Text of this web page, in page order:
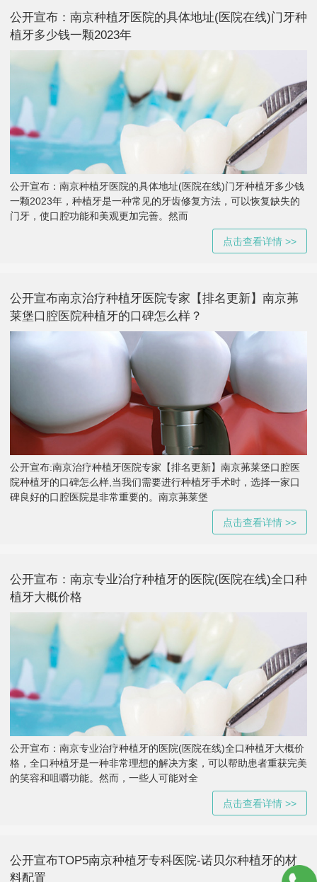
公开宣布：南京种植牙医院的具体地址(医院在线)门牙种
植牙多少钱一颗2023年
公开宣布：南京种植牙医院的具体地址(医院在线)门牙种植牙多少钱
一颗2023年，种植牙是一种常见的牙齿修复方法，可以恢复缺失的
门牙，使口腔功能和美观更加完善。然而
点击查看详情 >>
公开宣布南京治疗种植牙医院专家【排名更新】南京茀
莱堡口腔医院种植牙的口碑怎么样？
公开宣布:南京治疗种植牙医院专家【排名更新】南京茀莱堡口腔医
院种植牙的口碑怎么样,当我们需要进行种植牙手术时，选择一家口
碑良好的口腔医院是非常重要的。南京茀莱堡
点击查看详情 >>
公开宣布：南京专业治疗种植牙的医院(医院在线)全口种
植牙大概价格
公开宣布：南京专业治疗种植牙的医院(医院在线)全口种植牙大概价
格，全口种植牙是一种非常理想的解决方案，可以帮助患者重获完美
的笑容和咀嚼功能。然而，一些人可能对全
点击查看详情 >>
公开宣布TOP5南京种植牙专科医院-诺贝尔种植牙的材
料配置